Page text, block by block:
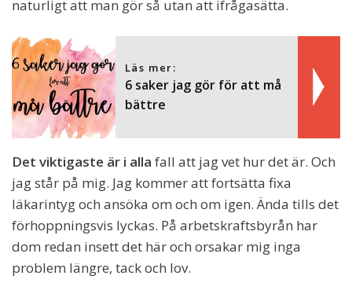
naturligt att man gör så utan att ifrågasätta.
Läs mer:
6 saker jag gör för att må
bättre
Det viktigaste är i alla fall att jag vet hur det är. Och
jag står på mig. Jag kommer att fortsätta fixa
läkarintyg och ansöka om och om igen. Ända tills det
förhoppningsvis lyckas. På arbetskraftsbyrån har
dom redan insett det här och orsakar mig inga
problem längre, tack och lov.